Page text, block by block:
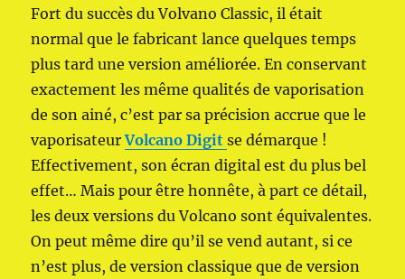
Fort du succès du Volvano Classic, il était
normal que le fabricant lance quelques temps
plus tard une version améliorée. En conservant
exactement les même qualités de vaporisation
de son ainé, c’est par sa précision accrue que le
vaporisateurVolcano Digit se démarque !
Effectivement, son écran digital est du plus bel
effet… Mais pour être honnête, à part ce détail,
les deux versions du Volcano sont équivalentes.
On peut même dire qu’il se vend autant, si ce
n’est plus, de version classique que de version